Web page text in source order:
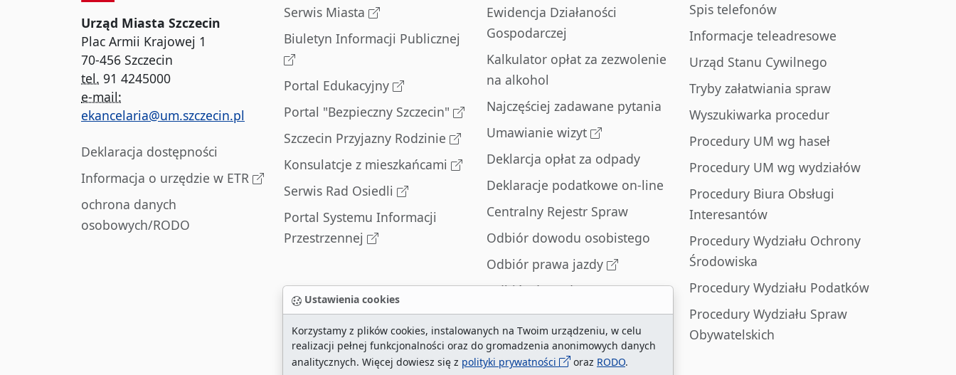
Ustawienia cookies
Korzystamy z plików cookies, instalowanych na Twoim urządzeniu, w celu
realizacji pełnej funkcjonalności oraz do gromadzenia anonimowych danych
analitycznych. Więcej dowiesz się z polityki prywatności oraz RODO.
Urząd Miasta Szczecin
Plac Armii Krajowej 1
70-456 Szczecin
tel. 91 4245000
e-mail:
ekancelaria@um.szczecin.pl
Deklaracja dostępności
Informacja o urzędzie w ETR
ochrona danych
osobowych/RODO
Serwis Miasta
Biuletyn Informacji Publicznej
Portal Edukacyjny
Portal "Bezpieczny Szczecin"
Szczecin Przyjazny Rodzinie
Konsulatcje z mieszkańcami
Serwis Rad Osiedli
Portal Systemu Informacji
Przestrzennej
Ewidencja Działaności
Gospodarczej
Kalkulator opłat za zezwolenie
na alkohol
Najczęściej zadawane pytania
Umawianie wizyt
Deklarcja opłat za odpady
Deklaracje podatkowe on-line
Centralny Rejestr Spraw
Odbiór dowodu osobistego
Odbiór prawa jazdy
Odbiór dowodu
rejestracyjnego
Zatrzymane dowody
rejestracyjne
Spis telefonów
Informacje teleadresowe
Urząd Stanu Cywilnego
Tryby załatwiania spraw
Wyszukiwarka procedur
Procedury UM wg haseł
Procedury UM wg wydziałów
Procedury Biura Obsługi
Interesantów
Procedury Wydziału Ochrony
Środowiska
Procedury Wydziału Podatków
Procedury Wydziału Spraw
Obywatelskich